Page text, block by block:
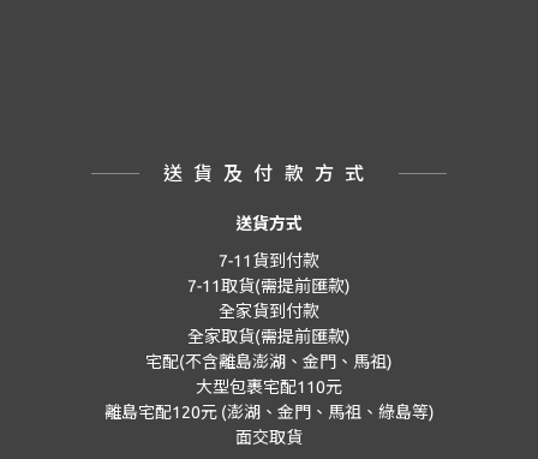
送貨及付款方式
送貨方式
7-11貨到付款
7-11取貨(需提前匯款)
全家貨到付款
全家取貨(需提前匯款)
宅配(不含離島澎湖、金門、馬祖)
大型包裹宅配110元
離島宅配120元 (澎湖、金門、馬祖、綠島等)
面交取貨